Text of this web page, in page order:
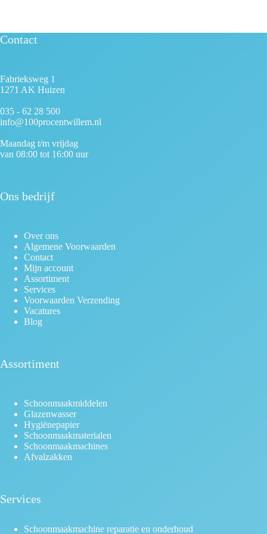
Contact
Fabrieksweg 1
1271 AK Huizen
035 - 62 28 500
info@100procentwillem.nl
Maandag t/m vrijdag
van 08:00 tot 16:00 uur
Ons bedrijf
Over ons
Algemene Voorwaarden
Contact
Mijn account
Assortiment
Services
Voorwaarden Verzending
Vacatures
Blog
Assortiment
Schoonmaakmiddelen
Glazenwasser
Hygiënepapier
Schoonmaakmaterialen
Schoonmaakmachines
Afvalzakken
Services
Schoonmaakmachine reparatie en onderhoud